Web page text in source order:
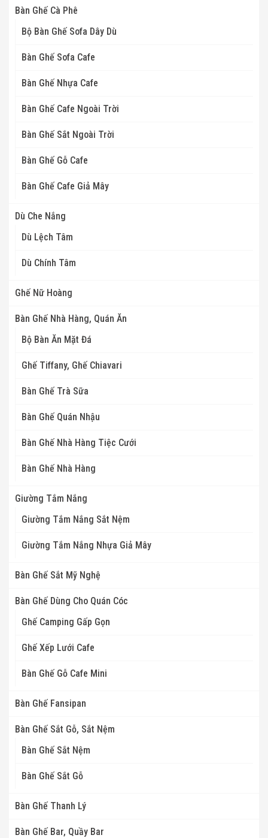
Bàn Ghế Cà Phê
Bộ Bàn Ghế Sofa Dây Dù
Bàn Ghế Sofa Cafe
Bàn Ghế Nhựa Cafe
Bàn Ghế Cafe Ngoài Trời
Bàn Ghế Sắt Ngoài Trời
Bàn Ghế Gỗ Cafe
Bàn Ghế Cafe Giả Mây
Dù Che Nắng
Dù Lệch Tâm
Dù Chính Tâm
Ghế Nữ Hoàng
Bàn Ghế Nhà Hàng, Quán Ăn
Bộ Bàn Ăn Mặt Đá
Ghế Tiffany, Ghế Chiavari
Bàn Ghế Trà Sữa
Bàn Ghế Quán Nhậu
Bàn Ghế Nhà Hàng Tiệc Cưới
Bàn Ghế Nhà Hàng
Giường Tắm Nắng
Giường Tắm Nắng Sắt Nệm
Giường Tắm Nắng Nhựa Giả Mây
Bàn Ghế Sắt Mỹ Nghệ
Bàn Ghế Dùng Cho Quán Cóc
Ghế Camping Gấp Gọn
Ghế Xếp Lưới Cafe
Bàn Ghế Gỗ Cafe Mini
Bàn Ghế Fansipan
Bàn Ghế Sắt Gỗ, Sắt Nệm
Bàn Ghế Sắt Nệm
Bàn Ghế Sắt Gỗ
Bàn Ghế Thanh Lý
Bàn Ghế Bar, Quầy Bar